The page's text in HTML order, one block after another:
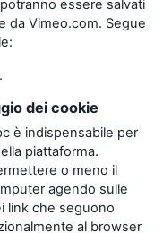
essere salvati
da Vimeo.com. Segue
dei cookie
è indispensabile per
piattaforma.
o meno il
agendo sulle
link che seguono
al browser